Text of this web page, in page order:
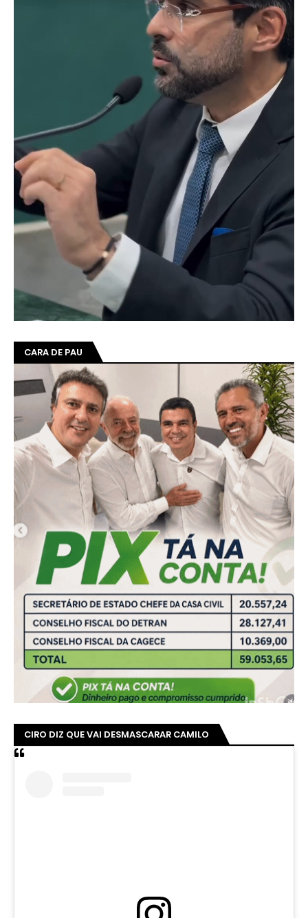
CARA DE PAU
CIRO DIZ QUE VAI DESMASCARAR CAMILO